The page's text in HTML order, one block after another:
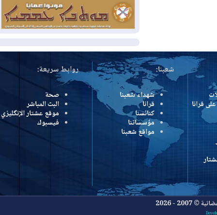
2026-08-01
النفط: اتفاقية ثلاثية لاستئناف
التصدير عبر جيهان بطاقة 750 ألف برميل
يومياً
المزيد
شعبنا:
شهداء شعبنا
قرانا
كنائسنا
مؤسساتنا
مواقع شعبنا
روابط سريعة:
صحة
البث المباشر
موقع عشتار الإنگليزي
فيسبوك
2026